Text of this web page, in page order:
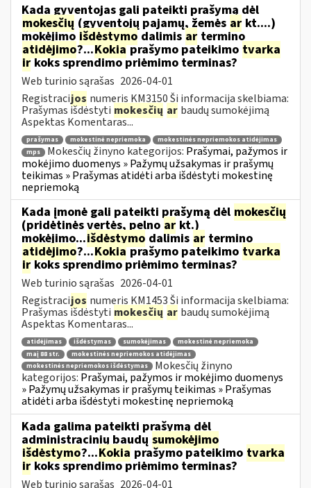
Kada gyventojas gali pateikti prašymą dėl
mokesčių (gyventojų pajamų, žemės ar kt....)
mokėjimo išdėstymo dalimis ar termino
atidėjimo?...Kokiaprašymo pateikimo tvarka
irkoks sprendimo priėmimo terminas?
Web turinio sąrašas 2026-04-01
Registracijos numeris KM3150 Ši informacija skelbiama:
Prašymas išdėstyti mokesčių ar baudų sumokėjimą
Aspektas Komentaras...
prašymas mokestinė nepriemoka
mokestinės nepriemokos atidėjimas
mps
Mokesčių žinyno kategorijos: Prašymai, pažymos ir
mokėjimo duomenys » Pažymų užsakymas ir prašymų
teikimas » Prašymas atidėti arba išdėstyti mokestinę
nepriemoką
Kada įmonė gali pateikti prašymą dėl mokesčių
(pridėtinės vertės, pelno ar kt.)
mokėjimo...išdėstymo dalimis ar termino
atidėjimo?...Kokiaprašymo pateikimo tvarka
irkoks sprendimo priėmimo terminas?
Web turinio sąrašas 2026-04-01
Registracijos numeris KM1453 Ši informacija skelbiama:
Prašymas išdėstyti mokesčių ar baudų sumokėjimą
Aspektas Komentaras...
atidėjimas išdėstymas sumokėjimas
mokestinė nepriemoka
maį 88 str.
mokestinės nepriemokos atidėjimas
mokestinės nepriemokos išdėstymas
Mokesčių žinyno
kategorijos: Prašymai, pažymos ir mokėjimo duomenys
» Pažymų užsakymas ir prašymų teikimas » Prašymas
atidėti arba išdėstyti mokestinę nepriemoką
Kada galima pateikti prašymą dėl
administracinių baudų sumokėjimo
išdėstymo?...Kokia prašymo pateikimo tvarka
irkoks sprendimo priėmimo terminas?
Web turinio sąrašas 2026-04-01